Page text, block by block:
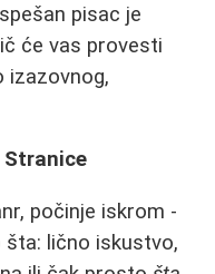
pisac je
će vas provesti
izazovnog,
Stranice
počinje iskrom -
šta: lično iskustvo,